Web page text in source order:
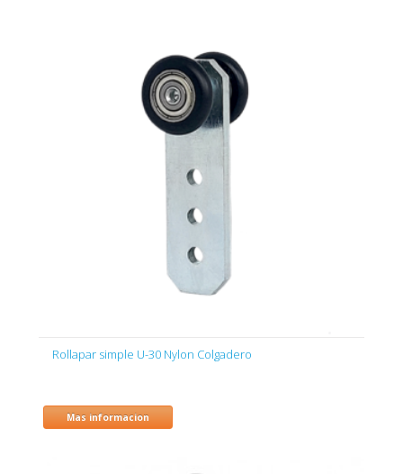
Rollapar simple U-30 Nylon Colgadero
Mas informacion